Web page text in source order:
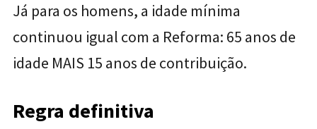
Já para os homens, a idade mínima
continuou igual com a Reforma: 65 anos de
idade MAIS 15 anos de contribuição.
Regra definitiva